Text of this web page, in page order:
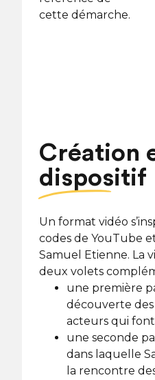
cette démarche.
Création
dispositif
Un format vidéo
codes de YouTube
Samuel Etienne. La
deux volets
une première
découverte
acteurs qui
une seconde
dans laquelle
la rencontre